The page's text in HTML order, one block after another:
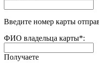
Введите номер карты
ФИО владельца карты*:
Получаете